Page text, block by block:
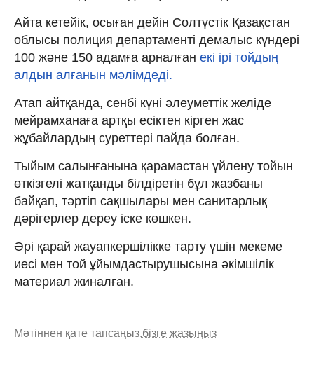
Айта кетейік, осыған дейін Солтүстік Қазақстан
облысы полиция департаменті демалыс күндері
100 және 150 адамға арналған екі ірі тойдың
алдын алғанын мәлімдеді.
Атап айтқанда, сенбі күні әлеуметтік желіде
мейрамханаға артқы есіктен кірген жас
жұбайлардың суреттері пайда болған.
Тыйым салынғанына қарамастан үйлену тойын
өткізгелі жатқанды білдіретін бұл жазбаны
байқап, тәртіп сақшылары мен санитарлық
дәрігерлер дереу іске көшкен.
Әрі қарай жауапкершілікке тарту үшін мекеме
иесі мен той ұйымдастырушысына әкімшілік
материал жиналған.
Мәтіннен қате тапсаңыз,бізге жазыңыз